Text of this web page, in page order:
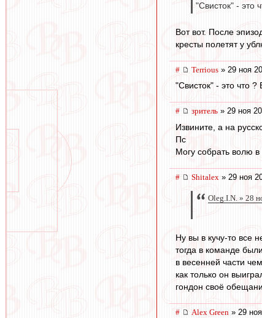
"Свисток" - это
Вот вот. После
кресты полетят у
# Terrious » 29 ноя
"Свисток" - это что
# зpитель » 29 ноя
Извините, а на
Пс
Могу собрать волю в
# Shitalex » 29 ноя
Oleg.I.N. » 28
Ну вы в кучу-то все
тогда в команде
в весенней части
как только он
гондон своё
# Alex Green » 29